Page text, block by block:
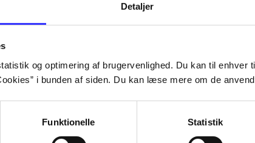
Detaljer
og optimering af brugervenlighed. Du kan til
i bunden af siden. Du kan læse mere om de
Funktionelle Statistik